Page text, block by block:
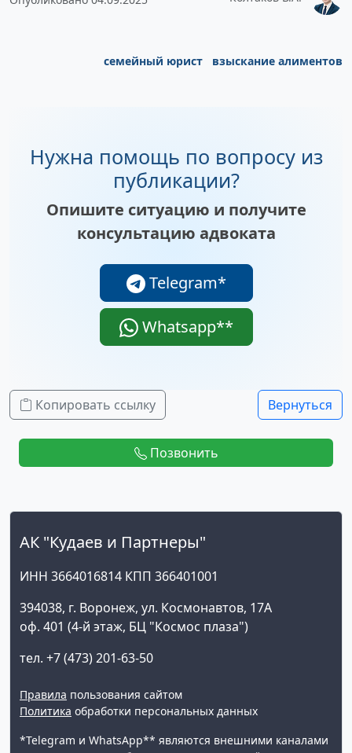
семейный юрист взыскание алиментов
Нужна помощь по вопросу из
публикации?
Опишите ситуацию и получите
консультацию адвоката
Telegram*
Whatsapp**
Копировать ссылку Вернуться
Позвонить
АК "Кудаев и Партнеры"
ИНН 3664016814 КПП 366401001
394038, г. Воронеж, ул. Космонавтов, 17А
оф. 401 (4-й этаж, БЦ "Космос плаза")
тел. +7 (473) 201-63-50
Правила пользования сайтом
Политика обработки персональных данных
*Telegram и WhatsApp** являются внешними каналами